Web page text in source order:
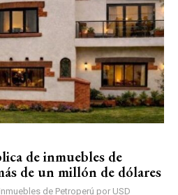
de inmuebles de
de un millón de dólares
de Petroperú por USD